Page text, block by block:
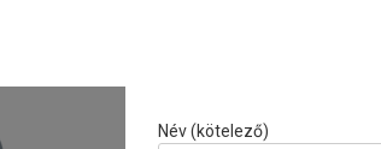
Név (kötelező)